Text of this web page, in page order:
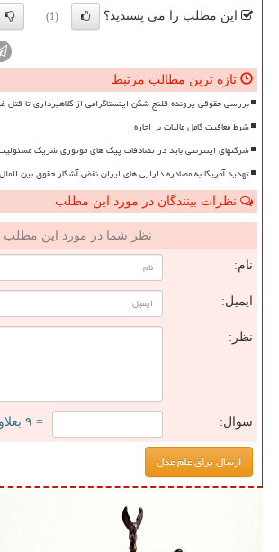
این مطلب را می پسندید؟ (1)
تازه ترین مطالب مرتبط
بررسی حقوقی پرونده قلنج شکن اینستاگرامی از کلاهبرداری تا قتل
شرط معافیت کامل مالیات بر اجاره
شرکتهای اینترنتی باید در تصادفات پیک های موتوری شریک
تهدید آمریکا به مصادره دارایی های ایران نقض آشکار حقوق بین
نظرات بینندگان در مورد این مطلب
نظر شما در مورد این مطلب
نام:
ایمیل:
نظر:
سوال: = ۹ بعلاوه ۲